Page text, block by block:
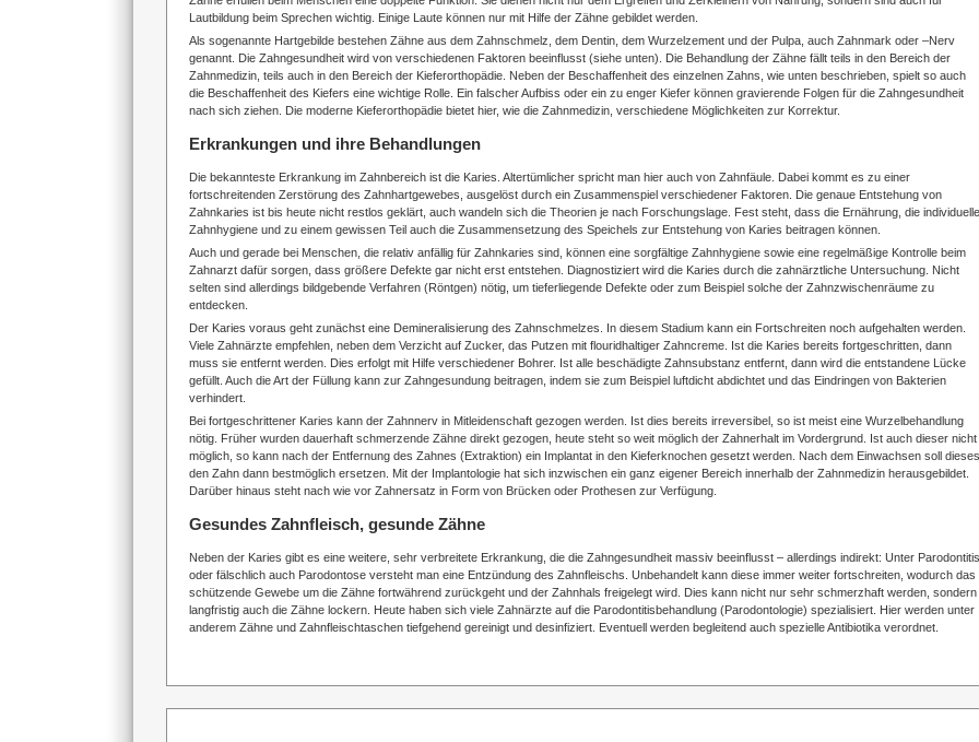
Lautbildung beim Sprechen wichtig. Einige Laute können nur mit Hilfe der Zähne gebildet werden.
Als sogenannte Hartgebilde bestehen Zähne aus dem Zahnschmelz, dem Dentin, dem Wurzelzement und der Pulpa, auch Zahnmark oder –Nerv
genannt. Die Zahngesundheit wird von verschiedenen Faktoren beeinflusst (siehe unten). Die Behandlung der Zähne fällt teils in den Bereich der
Zahnmedizin, teils auch in den Bereich der Kieferorthopädie. Neben der Beschaffenheit des einzelnen Zahns, wie unten beschrieben, spielt so auch
die Beschaffenheit des Kiefers eine wichtige Rolle. Ein falscher Aufbiss oder ein zu enger Kiefer können gravierende Folgen für die Zahngesundheit
nach sich ziehen. Die moderne Kieferorthopädie bietet hier, wie die Zahnmedizin, verschiedene Möglichkeiten zur Korrektur.
Erkrankungen und ihre Behandlungen
Die bekannteste Erkrankung im Zahnbereich ist die Karies. Altertümlicher spricht man hier auch von Zahnfäule. Dabei kommt es zu einer
fortschreitenden Zerstörung des Zahnhartgewebes, ausgelöst durch ein Zusammenspiel verschiedener Faktoren. Die genaue Entstehung von
Zahnkaries ist bis heute nicht restlos geklärt, auch wandeln sich die Theorien je nach Forschungslage. Fest steht, dass die Ernährung, die individuelle
Zahnhygiene und zu einem gewissen Teil auch die Zusammensetzung des Speichels zur Entstehung von Karies beitragen können.
Auch und gerade bei Menschen, die relativ anfällig für Zahnkaries sind, können eine sorgfältige Zahnhygiene sowie eine regelmäßige Kontrolle beim
Zahnarzt dafür sorgen, dass größere Defekte gar nicht erst entstehen. Diagnostiziert wird die Karies durch die zahnärztliche Untersuchung. Nicht
selten sind allerdings bildgebende Verfahren (Röntgen) nötig, um tieferliegende Defekte oder zum Beispiel solche der Zahnzwischenräume zu
entdecken.
Der Karies voraus geht zunächst eine Demineralisierung des Zahnschmelzes. In diesem Stadium kann ein Fortschreiten noch aufgehalten werden.
Viele Zahnärzte empfehlen, neben dem Verzicht auf Zucker, das Putzen mit flouridhaltiger Zahncreme. Ist die Karies bereits fortgeschritten, dann
muss sie entfernt werden. Dies erfolgt mit Hilfe verschiedener Bohrer. Ist alle beschädigte Zahnsubstanz entfernt, dann wird die entstandene Lücke
gefüllt. Auch die Art der Füllung kann zur Zahngesundung beitragen, indem sie zum Beispiel luftdicht abdichtet und das Eindringen von Bakterien
verhindert.
Bei fortgeschrittener Karies kann der Zahnnerv in Mitleidenschaft gezogen werden. Ist dies bereits irreversibel, so ist meist eine Wurzelbehandlung
nötig. Früher wurden dauerhaft schmerzende Zähne direkt gezogen, heute steht so weit möglich der Zahnerhalt im Vordergrund. Ist auch dieser nicht
möglich, so kann nach der Entfernung des Zahnes (Extraktion) ein Implantat in den Kieferknochen gesetzt werden. Nach dem Einwachsen soll dieses
den Zahn dann bestmöglich ersetzen. Mit der Implantologie hat sich inzwischen ein ganz eigener Bereich innerhalb der Zahnmedizin herausgebildet.
Darüber hinaus steht nach wie vor Zahnersatz in Form von Brücken oder Prothesen zur Verfügung.
Gesundes Zahnfleisch, gesunde Zähne
Neben der Karies gibt es eine weitere, sehr verbreitete Erkrankung, die die Zahngesundheit massiv beeinflusst – allerdings indirekt: Unter Parodontitis
oder fälschlich auch Parodontose versteht man eine Entzündung des Zahnfleischs. Unbehandelt kann diese immer weiter fortschreiten, wodurch das
schützende Gewebe um die Zähne fortwährend zurückgeht und der Zahnhals freigelegt wird. Dies kann nicht nur sehr schmerzhaft werden, sondern
langfristig auch die Zähne lockern. Heute haben sich viele Zahnärzte auf die Parodontitisbehandlung (Parodontologie) spezialisiert. Hier werden unter
anderem Zähne und Zahnfleischtaschen tiefgehend gereinigt und desinfiziert. Eventuell werden begleitend auch spezielle Antibiotika verordnet.